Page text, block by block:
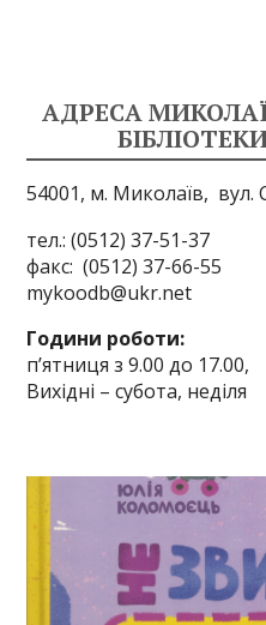
АДРЕСА
54001, м. Миколаїв, вул.
тел.: (0512) 37-51-37
факс: (0512) 37-
mykoodb@ukr.net
Години
п’ятниця з 9.00 до 17.00,
Вихідні – субота, неділя